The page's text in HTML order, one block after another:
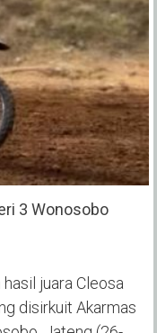
3 Wonosobo
juara Cleosa
disirkuit Akarmas